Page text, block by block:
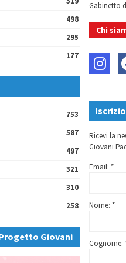
498
295
177
753
587
497
321
310
258
Giovani
Gabinetto
Chi
Ricevi la
Giovani
Email: *
Nome: *
Cognome: